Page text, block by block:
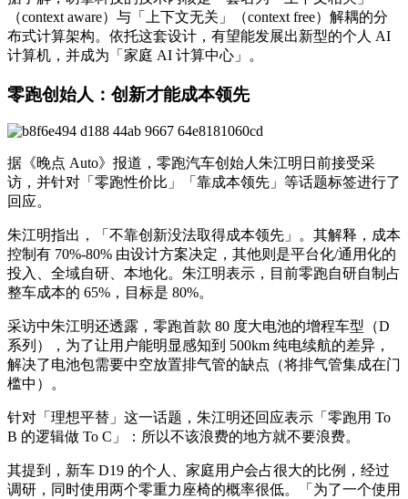
（context aware）与「上下文无关」（context free）解耦的分
布式计算架构。依托这套设计，有望能发展出新型的个人 AI
计算机，并成为「家庭 AI 计算中心」。
零跑创始人：创新才能成本领先
据《晚点 Auto》报道，零跑汽车创始人朱江明日前接受采
访，并针对「零跑性价比」「靠成本领先」等话题标签进行了
回应。
朱江明指出，「不靠创新没法取得成本领先」。其解释，成本
控制有 70%-80% 由设计方案决定，其他则是平台化/通用化的
投入、全域自研、本地化。朱江明表示，目前零跑自研自制占
整车成本的 65%，目标是 80%。
采访中朱江明还透露，零跑首款 80 度大电池的增程车型（D
系列），为了让用户能明显感知到 500km 纯电续航的差异，
解决了电池包需要中空放置排气管的缺点（将排气管集成在门
槛中）。
针对「理想平替」这一话题，朱江明还回应表示「零跑用 To
B 的逻辑做 To C」：所以不该浪费的地方就不要浪费。
其提到，新车 D19 的个人、家庭用户会占很大的比例，经过
调研，同时使用两个零重力座椅的概率很低。「为了一个使用